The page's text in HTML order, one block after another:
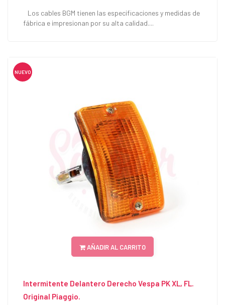
Los cables BGM tienen las especificaciones y medidas de
fábrica e impresionan por su alta calidad....
NUEVO
AÑADIR AL CARRITO
Intermitente Delantero Derecho Vespa PK XL, FL.
Original Piaggio.